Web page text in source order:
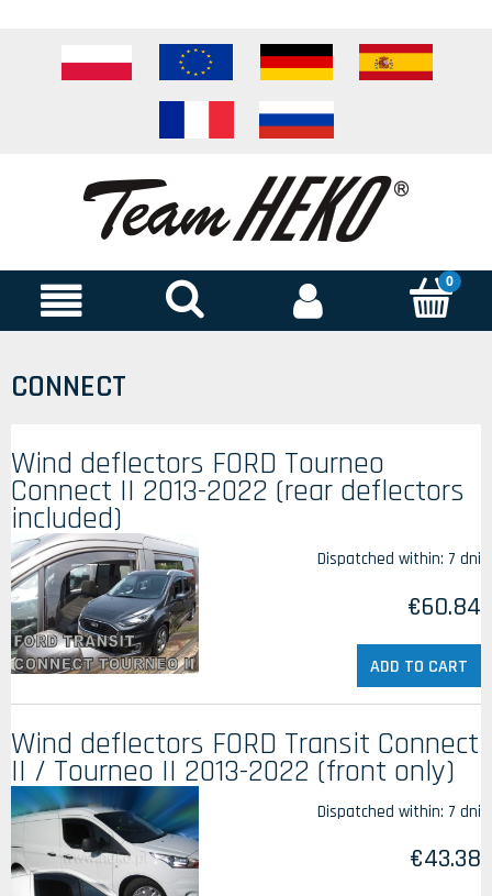
CONNECT
Wind deflectors FORD Tourneo
Connect II 2013-2022 (rear deflectors
included)
Dispatched within: 7 dni
€60.84
ADD TO CART
Wind deflectors FORD Transit Connect
II / Tourneo II 2013-2022 (front only)
Dispatched within: 7 dni
€43.38